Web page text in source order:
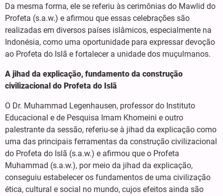
Da mesma forma, ele se referiu às cerimônias do Mawlid do
Profeta (s.a.w.) e afirmou que essas celebrações são
realizadas em diversos países islâmicos, especialmente na
Indonésia, como uma oportunidade para expressar devoção
ao Profeta do Islã e fortalecer a unidade dos muçulmanos.
A jihad da explicação, fundamento da construção
civilizacional do Profeta do Islã
O Dr. Muhammad Legenhausen, professor do Instituto
Educacional e de Pesquisa Imam Khomeini e outro
palestrante da sessão, referiu-se à jihad da explicação como
uma das principais ferramentas da construção civilizacional
do Profeta do Islã (s.a.w.) e afirmou que o Profeta
Muhammad (s.a.w.), por meio da jihad da explicação,
conseguiu estabelecer os fundamentos de uma civilização
ética, cultural e social no mundo, cujos efeitos ainda são